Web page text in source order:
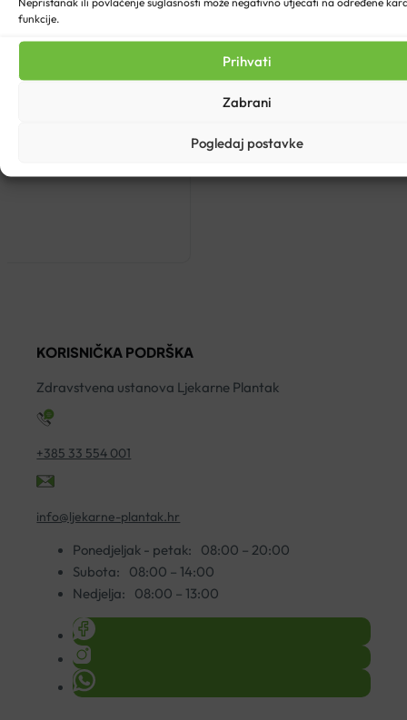
funkcije.
Prihvati
Zabrani
Pogledaj postavke
KORISNIČKA PODRŠKA
Zdravstvena ustanova Ljekarne Plantak
+385 33 554 001
info@ljekarne-plantak.hr
Ponedjeljak - petak:
08:00 – 20:00
Subota:
08:00 – 14:00
Nedjelja:
08:00 – 13:00